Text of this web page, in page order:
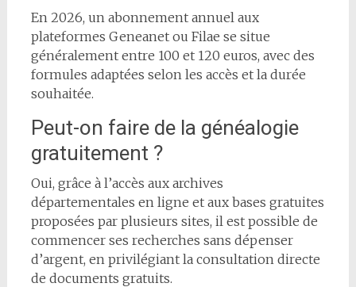
En 2026, un abonnement annuel aux
plateformes Geneanet ou Filae se situe
généralement entre 100 et 120 euros, avec des
formules adaptées selon les accès et la durée
souhaitée.
Peut-on faire de la généalogie
gratuitement ?
Oui, grâce à l’accès aux archives
départementales en ligne et aux bases gratuites
proposées par plusieurs sites, il est possible de
commencer ses recherches sans dépenser
d’argent, en privilégiant la consultation directe
de documents gratuits.